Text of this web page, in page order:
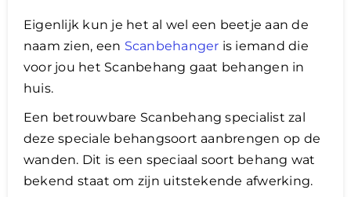
Eigenlijk kun je het al wel een beetje aan de
naam zien, een Scanbehanger is iemand die
voor jou het Scanbehang gaat behangen in
huis.
Een betrouwbare Scanbehang specialist zal
deze speciale behangsoort aanbrengen op de
wanden. Dit is een speciaal soort behang wat
bekend staat om zijn uitstekende afwerking.